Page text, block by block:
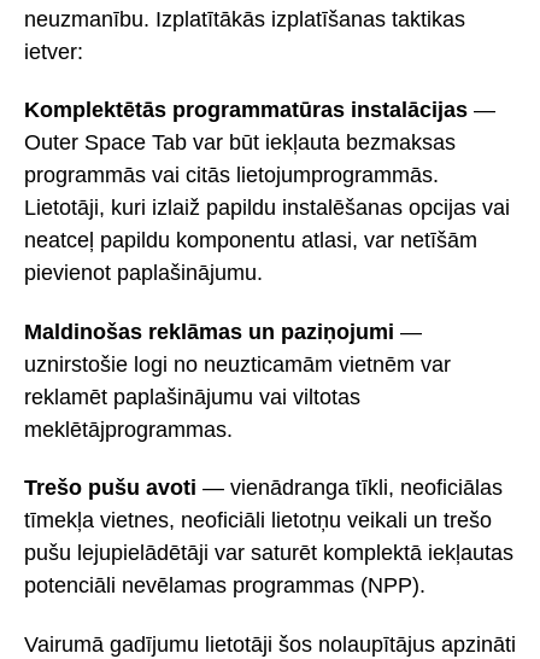
neuzmanību. Izplatītākās izplatīšanas taktikas
ietver:
Komplektētās programmatūras instalācijas —
Outer Space Tab var būt iekļauta bezmaksas
programmās vai citās lietojumprogrammās.
Lietotāji, kuri izlaiž papildu instalēšanas opcijas vai
neatceļ papildu komponentu atlasi, var netīšām
pievienot paplašinājumu.
Maldinošas reklāmas un paziņojumi —
uznirstošie logi no neuzticamām vietnēm var
reklamēt paplašinājumu vai viltotas
meklētājprogrammas.
Trešo pušu avoti — vienādranga tīkli, neoficiālas
tīmekļa vietnes, neoficiāli lietotņu veikali un trešo
pušu lejupielādētāji var saturēt komplektā iekļautas
potenciāli nevēlamas programmas (NPP).
Vairumā gadījumu lietotāji šos nolaupītājus apzināti